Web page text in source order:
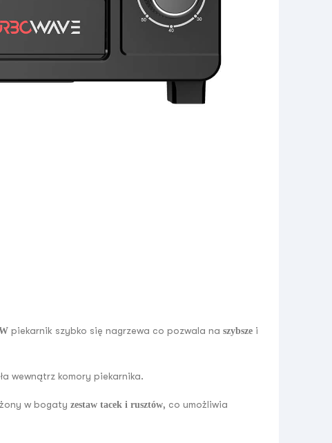
piekarnik szybko się nagrzewa co pozwala na szybsze i
wewnątrz komory piekarnika.
w bogaty zestaw tacek i rusztów, co umożliwia